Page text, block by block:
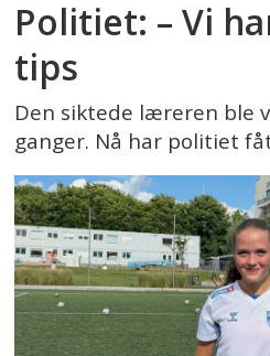
Politiet: – Vi
tips
Den siktede læreren ble
ganger. Nå har politiet